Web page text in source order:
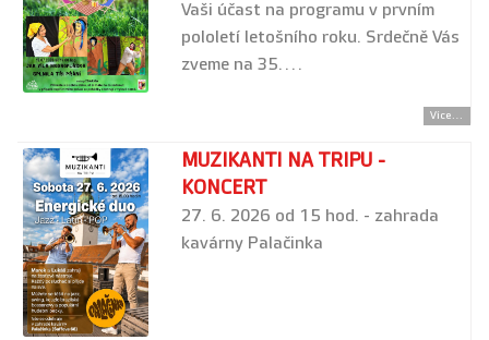
Vaši účast na programu v prvním
pololetí letošního roku. Srdečně Vás
zveme na 35.…
Více...
MUZIKANTI NA TRIPU -
KONCERT
27. 6. 2026 od 15 hod. - zahrada
kavárny Palačinka